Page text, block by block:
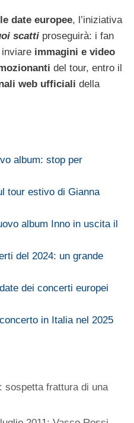
le date europee, l’iniziativa
scatti proseguirà: i fan
immagini e video
del tour, entro il
web ufficiali della
album: stop per
tour estivo di Gianna
album Inno in uscita il
del 2024: un grande
dei concerti europei
in Italia nel 2025
sospetta frattura di una